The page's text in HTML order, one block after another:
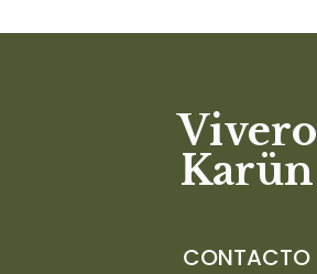
Vivero
Karün
CONTACTO